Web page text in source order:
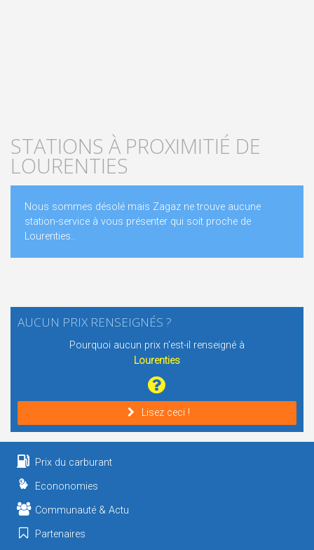
STATIONS À PROXIMITIÉ DE
LOURENTIES
Nous sommes désolé mais Zagaz ne trouve aucune
station-service à vous présenter qui soit proche de
Lourenties..
AUCUN PRIX RENSEIGNÉS ?
Pourquoi aucun prix n'est-il renseigné à
Lourenties
Lisez ceci !
Prix du carburant
Econonomies
Communauté & Actu
Partenaires